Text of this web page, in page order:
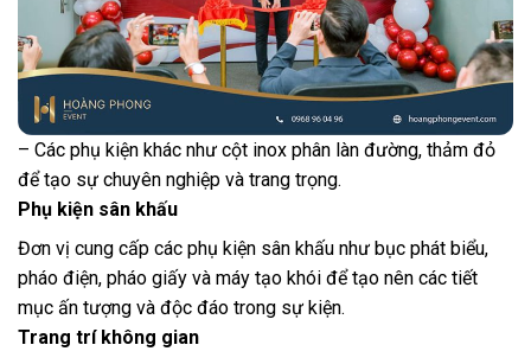
– Các phụ kiện khác như cột inox phân làn đường, thảm đỏ
để tạo sự chuyên nghiệp và trang trọng.
Phụ kiện sân khấu
Đơn vị cung cấp các phụ kiện sân khấu như bục phát biểu,
pháo điện, pháo giấy và máy tạo khói để tạo nên các tiết
mục ấn tượng và độc đáo trong sự kiện.
Trang trí không gian